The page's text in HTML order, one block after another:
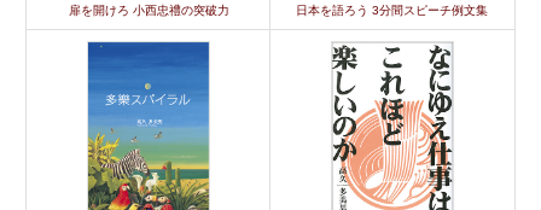
扉を開けろ 小西忠禮の突破力 日本を語ろう 3分間スピーチ例文集